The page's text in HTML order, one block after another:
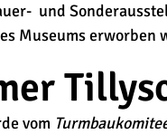
und
Museums
vom